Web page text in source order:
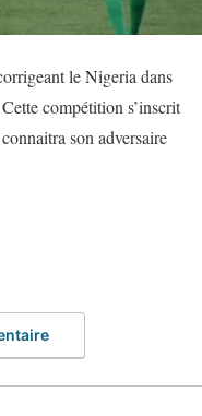
le Nigeria dans
compétition s’inscrit
son adversaire